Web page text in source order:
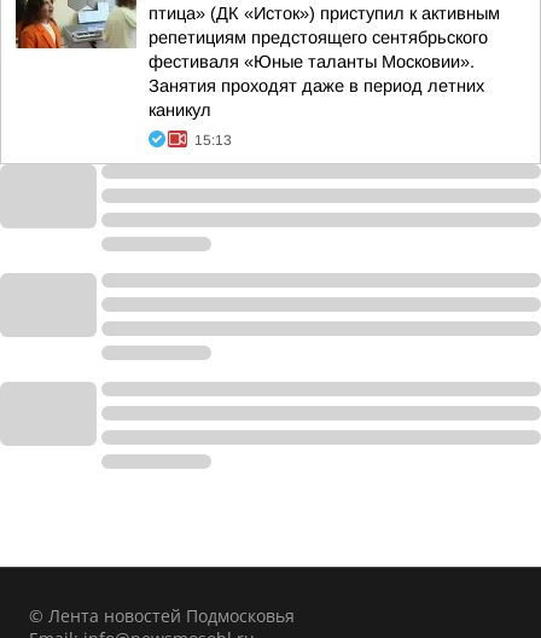
птица» (ДК «Исток») приступил к активным
репетициям предстоящего сентябрьского
фестиваля «Юные таланты Московии».
Занятия проходят даже в период летних
каникул
15:13
© Лента новостей Подмосковья